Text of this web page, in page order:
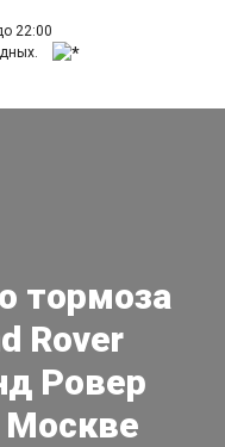
22:00
тормоза
Rover
Ровер